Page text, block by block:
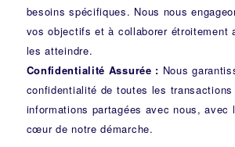
besoins spécifiques. Nous nous
vos objectifs et à collaborer étroitement
les atteindre.
Confidentialité Assurée : Nous
confidentialité de toutes les transactions
informations partagées avec nous, avec
cœur de notre démarche.